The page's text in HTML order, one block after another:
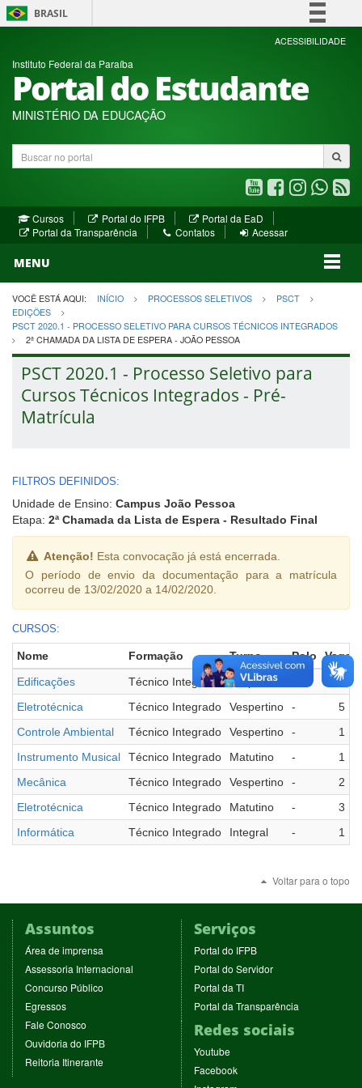
BRASIL
Simplifique!
Participe
ACESSIBILIDADE
Instituto Federal da Paraíba
Portal do Estudante
MINISTÉRIO DA EDUCAÇÃO
Buscar
no
Youtube
(abre
em
Facebook
(abre
Instagram
(abre
janela)
(abre
janela)
Cursos Portal do IFPB(abre
em
Portal da EaD
em
Portal da Transparência Contatos Acessar
MENU
VOCÊ ESTÁ AQUI: INÍCIO PROCESSOS SELETIVOS
PSCT
EDIÇÕES
PSCT 2020.1 - PROCESSO SELETIVO PARA CURSOS TÉCNICOS INTEGRADOS
2ª CHAMADA DA LISTA DE ESPERA - JOÃO PESSOA
PSCT 2020.1 - Processo Seletivo para
Cursos Técnicos Integrados - Pré-
Matrícula
FILTROS DEFINIDOS:
Unidade de Ensino: Campus João Pessoa
Etapa: 2ª Chamada da Lista de Espera - Resultado Final
Atenção! Esta convocação já está encerrada.
O período de envio da documentação para a matrícula
ocorreu de 13/02/2020 a 14/02/2020.
CURSOS:
Nome Formação Turno Polo
Vagas
Edificações
Técnico Integrado Vespertino
1
Eletrotécnica
Técnico Integrado Vespertino -
5
Controle Ambiental
Técnico Integrado Vespertino -
1
Instrumento Musical
Técnico Integrado Matutino -
1
Mecânica
Técnico Integrado Vespertino -
2
Eletrotécnica
Técnico Integrado Matutino -
3
Informática
Técnico Integrado Integral - 1
Voltar para o topo
Assuntos
Área de imprensa
em
nova
Assessoria Internacional
Concurso Público
Egressos(abre
nova
janela)
Fale Conosco
em
nova
janela)
Ouvidoria do IFPB(abre
Reitoria Itinerante(abre
Serviços
Portal do IFPB(abre
em
nova
Portal do Servidor(abre
janela)
Portal da TI(abre
nova
janela)
Portal da Transparência
Redes sociais
Youtube(abre
em
nova
Facebook(abre